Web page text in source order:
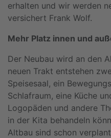
erhalten und wir werden
versichert Frank Wolf.
Mehr Platz innen und
Der Neubau wird an den
neuen Trakt entstehen
Speisesaal, ein
Schlafraum, eine Küche
Logopäden und andere
in der Kita behandeln
Altbau sind schon